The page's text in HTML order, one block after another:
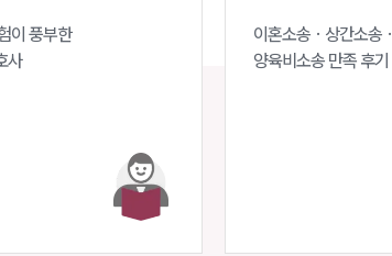
이 풍부한
사
이혼소송 · 상간소송 ·
양육비소송 만족 후기